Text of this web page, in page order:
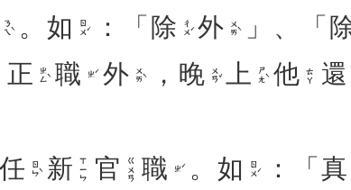
ㄋㄟˋ 。 如 ㄖㄨˊ ：「 除 ㄔㄨˊ 外 ㄨㄞˋ 」、「
正 ㄓㄥˋ 職 ㄓˊ 外 ㄨㄞˋ ， 晚 ㄨㄢˇ 上 ㄕㄤˋ 他 ㄊㄚ 還
任 ㄖㄣˋ 新 ㄒㄧㄣ 官 ㄍㄨㄢ 職 ㄓˊ 。如 ㄖㄨˊ ：「真